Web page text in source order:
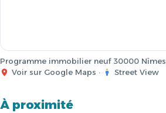
Programme immobilier neuf 30000 Nîmes
Voir sur Google Maps · Street View
À proximité